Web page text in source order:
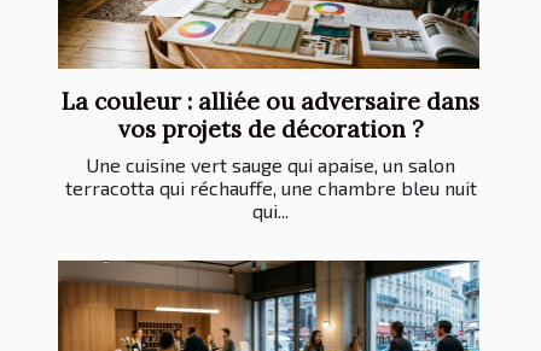
La couleur : alliée ou adversaire dans
vos projets de décoration ?
Une cuisine vert sauge qui apaise, un salon
terracotta qui réchauffe, une chambre bleu nuit
qui...